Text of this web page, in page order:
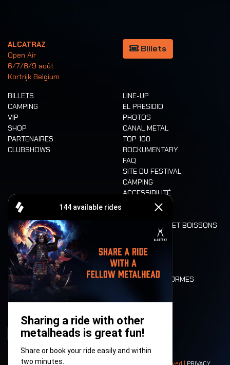
ALCATRAZ
Open Air
6/7/8/9 août
Kortrijk Belgium
Billets
BILLETS
CAMPING
VIP
SHOP
PARTENAIRES
CLUBSHOWS
LINE-UP
EL PRESIDIO
PHOTOS
CANAL METAL
TOP 100
ROCKUMENTARY
FAQ
SITE DU FESTIVAL
CAMPING
ACCESSIBILITÉ
CASHLESS
ALIMENTATION ET BOISSONS
LONE WOLVES
PLAN
DEATH RIDE
VALEURS ET NORMES
HISTOIRE